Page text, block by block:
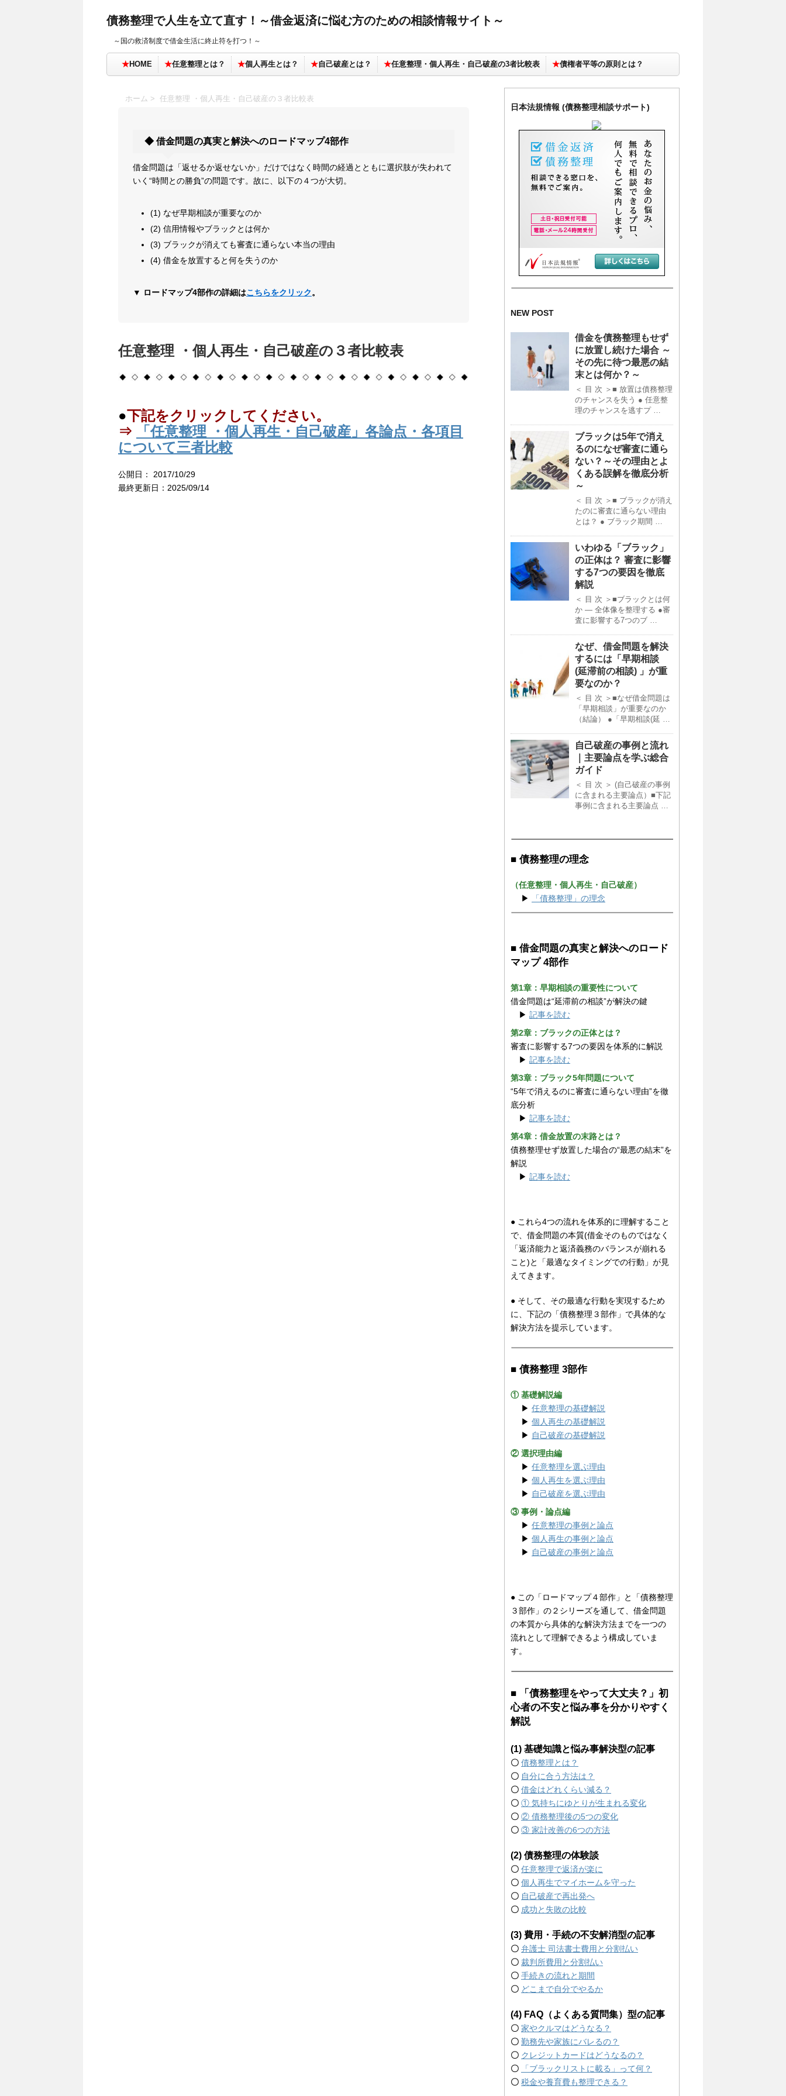
債務整理で人生を立て直す！～借金返済に悩む方のための相談情報サイト～
～国の救済制度で借金生活に終止符を打つ！～
★HOME ★任意整理とは？ ★個人再生とは？ ★自己破産とは？ ★任意整理・個人再生・自己破産の3者比較表 ★債権者平等の原則とは？
ホーム > 任意整理 ・個人再生・自己破産の３者比較表
◆ 借金問題の真実と解決へのロードマップ4部作
借金問題は「返せるか返せないか」だけではなく時間の経過とともに選択肢が失われて
いく“時間との勝負”の問題です。故に、以下の４つが大切。
(1) なぜ早期相談が重要なのか
(2) 信用情報やブラックとは何か
(3) ブラックが消えても審査に通らない本当の理由
(4) 借金を放置すると何を失うのか
▼ ロードマップ4部作の詳細はこちらをクリック。
任意整理 ・個人再生・自己破産の３者比較表
●下記をクリックしてください。
⇒
「任意整理 ・個人再生・自己破産」各論点・各項目
について三者比較
公開日： 2017/10/29
最終更新日：2025/09/14
日本法規情報 (債務整理相談サポート)
NEW POST
借金を債務整理もせず
に放置し続けた場合 ～
その先に待つ最悪の結
末とは何か？～
＜ 目 次 ＞■ 放置は債務整理
のチャンスを失う ● 任意整
理のチャンスを逃すプ …
ブラックは5年で消え
るのになぜ審査に通ら
ない？～その理由とよ
くある誤解を徹底分析
～
＜ 目 次 ＞■ ブラックが消え
たのに審査に通らない理由
とは？ ● ブラック期間 …
いわゆる「ブラック」
の正体は？ 審査に影響
する7つの要因を徹底
解説
＜ 目 次 ＞■ブラックとは何
か ― 全体像を整理する ●審
査に影響する7つのブ …
なぜ、借金問題を解決
するには「早期相談
(延滞前の相談) 」が重
要なのか？
＜ 目 次 ＞■なぜ借金問題は
「早期相談」が重要なのか
（結論） ●「早期相談(延 …
自己破産の事例と流れ
｜主要論点を学ぶ総合
ガイド
＜ 目 次 ＞ (自己破産の事例
に含まれる主要論点）■下記
事例に含まれる主要論点 …
■ 債務整理の理念
（任意整理・個人再生・自己破産）
▶
「債務整理」の理念
■ 借金問題の真実と解決へのロード
マップ 4部作
第1章：早期相談の重要性について
借金問題は“延滞前の相談”が解決の鍵
▶ 記事を読む
第2章：ブラックの正体とは？
審査に影響する7つの要因を体系的に解説
▶ 記事を読む
第3章：ブラック5年問題について
“5年で消えるのに審査に通らない理由”を徹
底分析
▶ 記事を読む
第4章：借金放置の末路とは？
債務整理せず放置した場合の“最悪の結末”を
解説
▶ 記事を読む
● これら4つの流れを体系的に理解すること
で、借金問題の本質(借金そのものではなく
「返済能力と返済義務のバランスが崩れる
こと)と「最適なタイミングでの行動」が見
えてきます。
● そして、その最適な行動を実現するため
に、下記の「債務整理３部作」で具体的な
解決方法を提示しています。
■ 債務整理 3部作
① 基礎解説編
▶ 任意整理の基礎解説
▶ 個人再生の基礎解説
▶ 自己破産の基礎解説
② 選択理由編
▶ 任意整理を選ぶ理由
▶ 個人再生を選ぶ理由
▶ 自己破産を選ぶ理由
③ 事例・論点編
▶ 任意整理の事例と論点
▶ 個人再生の事例と論点
▶ 自己破産の事例と論点
● この「ロードマップ４部作」と「債務整理
３部作」の２シリーズを通して、借金問題
の本質から具体的な解決方法までを一つの
流れとして理解できるよう構成していま
す。
■ 「債務整理をやって大丈夫？」初
心者の不安と悩み事を分かりやすく
解説
(1) 基礎知識と悩み事解決型の記事
〇 債務整理とは？
〇 自分に合う方法は？
〇 借金はどれくらい減る？
〇 ① 気持ちにゆとりが生まれる変化
〇 ② 債務整理後の5つの変化
〇 ③ 家計改善の6つの方法
(2) 債務整理の体験談
〇 任意整理で返済が楽に
〇 個人再生でマイホームを守った
〇 自己破産で再出発へ
〇 成功と失敗の比較
(3) 費用・手続の不安解消型の記事
〇 弁護士 司法書士費用と分割払い
〇 裁判所費用と分割払い
〇 手続きの流れと期間
〇 どこまで自分でやるか
(4) FAQ（よくある質問集）型の記事
〇 家やクルマはどうなる？
〇 勤務先や家族にバレるの？
〇 クレジットカードはどうなるの？
〇
「ブラックリストに載る」って何？
〇 税金や養育費も整理できる？